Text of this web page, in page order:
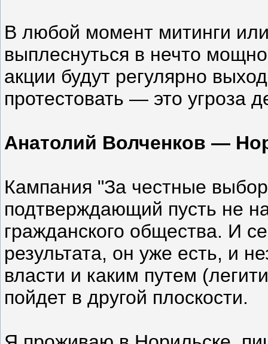
В любой момент митинги
выплеснуться в нечто
акции будут регулярно
протестовать — это угроза
Анатолий Волченков —
Кампания "За честные
подтверждающий пусть не
гражданского общества. И
результата, он уже есть, и
власти и каким путем
пойдет в другой плоскости.